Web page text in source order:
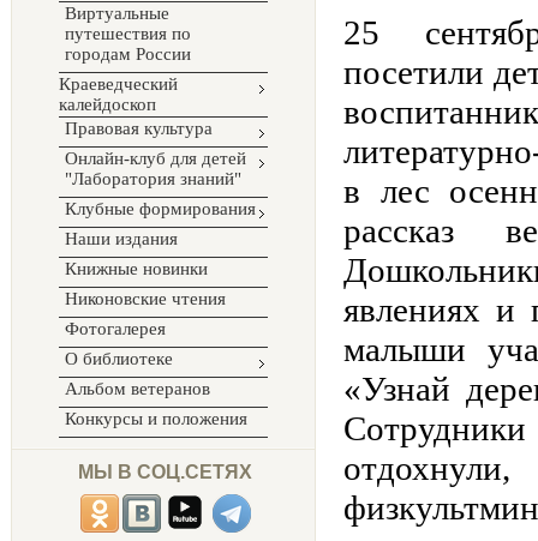
Виртуальные
путешествия по
городам России
Краеведческий
калейдоскоп
Правовая культура
Онлайн-клуб для детей
"Лаборатория знаний"
Клубные формирования
Наши издания
Книжные новинки
Никоновские чтения
Фотогалерея
О библиотеке
Альбом ветеранов
Конкурсы и положения
МЫ В СОЦ.СЕТЯХ
25
посетили
в лес
рассказ
явлениях и
малыши
«Узнай